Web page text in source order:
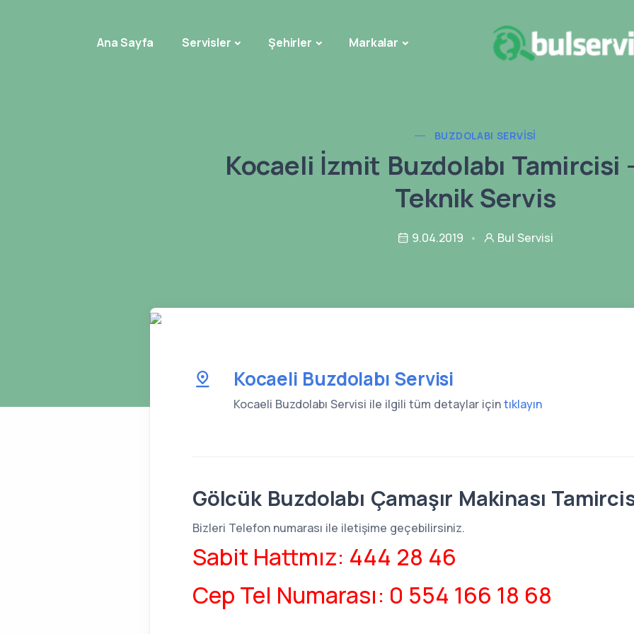
Ana Sayfa Servisler Şehirler Markalar
BUZDOLABI SERVISI
Kocaeli İzmit Buzdolabı Tamircisi
Teknik Servis
9.04.2019 Bul Servisi
Kocaeli Buzdolabı Servisi
Kocaeli Buzdolabı Servisi ile ilgili tüm detaylar içintıklayın
Gölcük Buzdolabı Çamaşır Makinası
Bizleri Telefon numarası ile iletişime geçebilirsiniz.
Sabit Hattmız: 444 28 46
Cep Tel Numarası: 0 554 166 18 68